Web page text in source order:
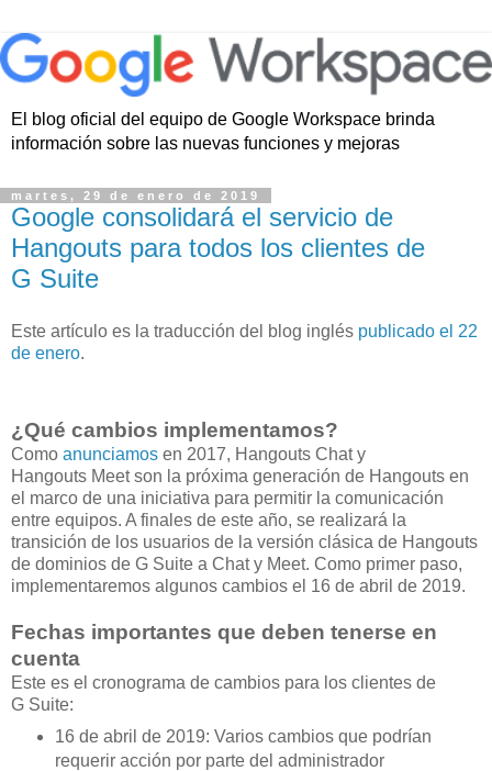
El blog oficial del equipo de Google Workspace brinda
información sobre las nuevas funciones y mejoras
martes, 29 de enero de 2019
Google consolidará el servicio de
Hangouts para todos los clientes de
G Suite
Este artículo es la traducción del blog inglés publicado el 22
de enero.
¿Qué cambios implementamos?
Como anunciamos en 2017, Hangouts Chat y
Hangouts Meet son la próxima generación de Hangouts en
el marco de una iniciativa para permitir la comunicación
entre equipos. A finales de este año, se realizará la
transición de los usuarios de la versión clásica de Hangouts
de dominios de G Suite a Chat y Meet. Como primer paso,
implementaremos algunos cambios el 16 de abril de 2019.
Fechas importantes que deben tenerse en
cuenta
Este es el cronograma de cambios para los clientes de
G Suite:
16 de abril de 2019: Varios cambios que podrían
requerir acción por parte del administrador